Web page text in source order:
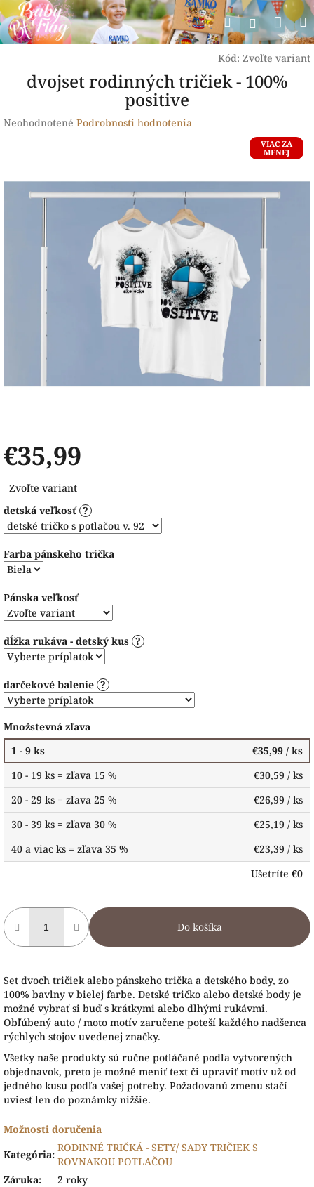
Prejsť
na
obsah
Hľadať
Kód: Zvoľte variant
dvojset rodinných tričiek - 100%
positive
Priemerné
0,0
Neohodnotené Podrobnosti hodnotenia
VIAC ZA
MENEJ
€35,99
cena:
Zvoľte variant
detská veľkosť ?
Farba pánskeho trička
Pánska veľkosť
dĺžka rukáva - detský kus ?
darčekové balenie ?
Množstevná zľava
1 - 9 ks
€35,99 / ks
10 - 19 ks = zľava 15 %
€30,59 / ks
20 - 29 ks = zľava 25 %
€26,99 / ks
30 - 39 ks = zľava 30 %
€25,19 / ks
40 a viac ks = zľava 35 %
€23,39 / ks
Ušetríte €0
Do košíka
Set dvoch tričiek alebo pánskeho trička a detského body, zo
100% bavlny v bielej farbe. Detské tričko alebo detské body je
možné vybrať si buď s krátkymi alebo dlhými rukávmi.
Obľúbený auto / moto motív zaručene poteší každého nadšenca
rýchlych stojov uvedenej značky.
Všetky naše produkty sú ručne potláčané podľa vytvorených
objednavok, preto je možné meniť text či upraviť motív už od
jedného kusu podľa vašej potreby. Požadovanú zmenu stačí
uviesť len do poznámky nižšie.
Možnosti doručenia
Kategória:
RODINNÉ TRIČKÁ - SETY/ SADY TRIČIEK S
ROVNAKOU POTLAČOU
Záruka: 2 roky